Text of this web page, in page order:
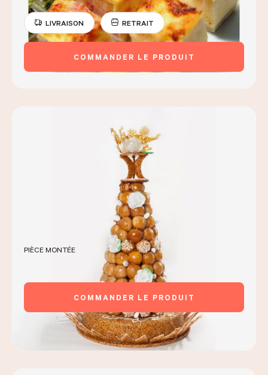
LIVRAISON RETRAIT
COMMANDER LE PRODUIT
PIÈCE MONTÉE
COMMANDER LE PRODUIT